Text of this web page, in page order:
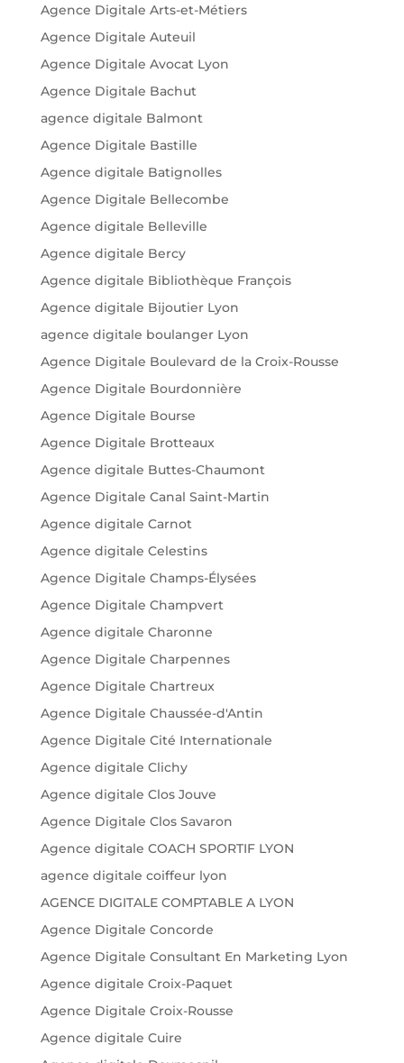
Agence Digitale Arts-et-Métiers
Agence Digitale Auteuil
Agence Digitale Avocat Lyon
Agence Digitale Bachut
agence digitale Balmont
Agence Digitale Bastille
Agence digitale Batignolles
Agence Digitale Bellecombe
Agence digitale Belleville
Agence digitale Bercy
Agence digitale Bibliothèque François
Agence digitale Bijoutier Lyon
agence digitale boulanger Lyon
Agence Digitale Boulevard de la Croix-Rousse
Agence Digitale Bourdonnière
Agence Digitale Bourse
Agence Digitale Brotteaux
Agence digitale Buttes-Chaumont
Agence Digitale Canal Saint-Martin
Agence digitale Carnot
Agence digitale Celestins
Agence Digitale Champs-Élysées
Agence Digitale Champvert
Agence digitale Charonne
Agence Digitale Charpennes
Agence Digitale Chartreux
Agence Digitale Chaussée-d'Antin
Agence Digitale Cité Internationale
Agence digitale Clichy
Agence digitale Clos Jouve
Agence Digitale Clos Savaron
Agence digitale COACH SPORTIF LYON
agence digitale coiffeur lyon
AGENCE DIGITALE COMPTABLE A LYON
Agence Digitale Concorde
Agence Digitale Consultant En Marketing Lyon
Agence digitale Croix-Paquet
Agence Digitale Croix-Rousse
Agence digitale Cuire